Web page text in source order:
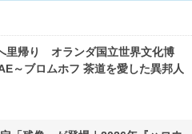
里帰り オランダ国立世界文化博
～ブロムホフ 茶道を愛した異邦人